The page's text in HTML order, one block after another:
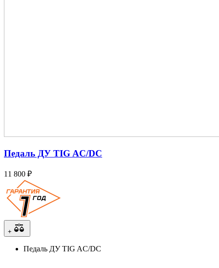
Педаль ДУ TIG AC/DC
11 800 ₽
+
Педаль ДУ TIG AC/DC